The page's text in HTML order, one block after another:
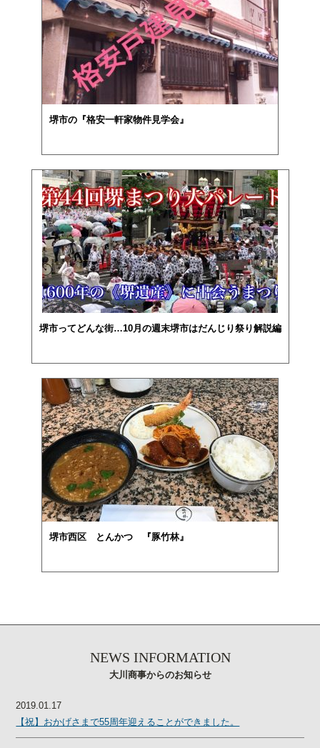
堺市の『格安一軒家物件見学会』
堺市ってどんな街…10月の週末堺市はだんじり祭り解説編
堺市西区 とんかつ 『豚竹林』
NEWS INFORMATION
大川商事からのお知らせ
2019.01.17
【祝】おかげさまで55周年迎えることができました。